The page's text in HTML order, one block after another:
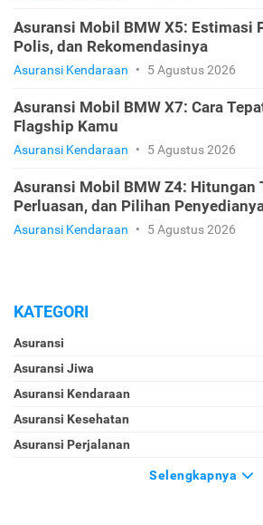
Asuransi Mobil BMW X5: Estimasi
Polis, dan Rekomendasinya
Asuransi Kendaraan • 5 Agustus 2026
Asuransi Mobil BMW X7: Cara
Flagship Kamu
Asuransi Kendaraan • 5 Agustus 2026
Asuransi Mobil BMW Z4: Hitungan
Perluasan, dan Pilihan
Asuransi Kendaraan • 5 Agustus 2026
KATEGORI
Asuransi
Asuransi Jiwa
Asuransi Kendaraan
Asuransi Kesehatan
Asuransi Perjalanan
Selengkapnya